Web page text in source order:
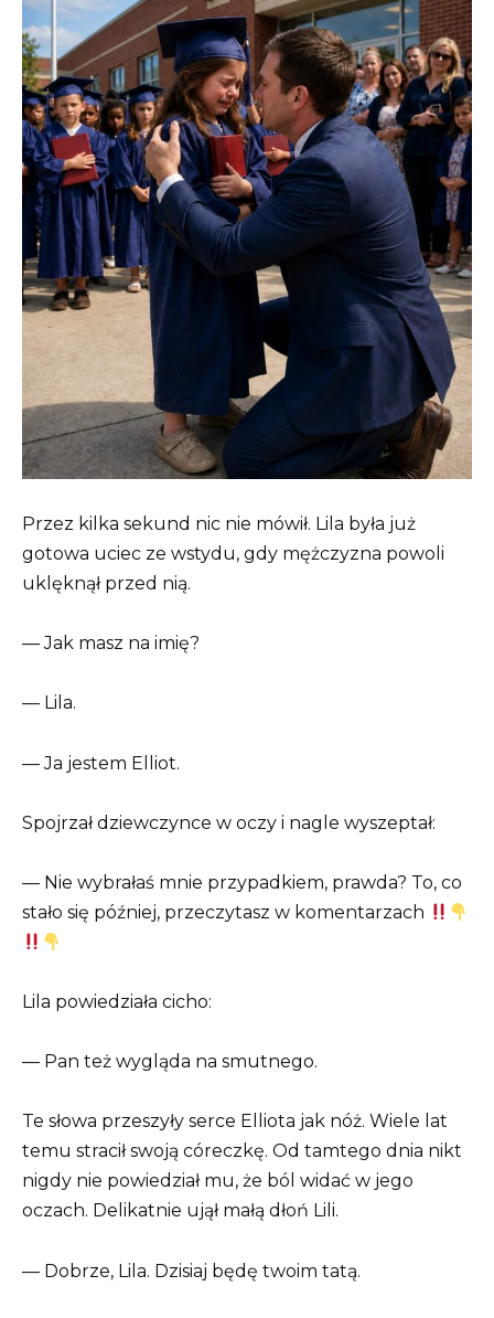
Przez kilka sekund nic nie mówił. Lila była już
gotowa uciec ze wstydu, gdy mężczyzna powoli
uklęknął przed nią.
— Jak masz na imię?
— Lila.
— Ja jestem Elliot.
Spojrzał dziewczynce w oczy i nagle wyszeptał:
— Nie wybrałaś mnie przypadkiem, prawda? To, co
stało się później, przeczytasz w komentarzach
Lila powiedziała cicho:
— Pan też wygląda na smutnego.
Te słowa przeszyły serce Elliota jak nóż. Wiele lat
temu stracił swoją córeczkę. Od tamtego dnia nikt
nigdy nie powiedział mu, że ból widać w jego
oczach. Delikatnie ujął małą dłoń Lili.
— Dobrze, Lila. Dzisiaj będę twoim tatą.